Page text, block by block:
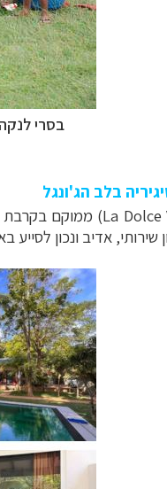
בסרי
בלב הג'ונגל
אדיב ונכון לסייע